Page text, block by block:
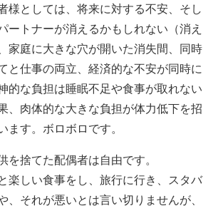
様としては、将来に対する不安、そし
ートナーが消えるかもしれない（消え
家庭に大きな穴が開いた消失間、同時
と仕事の両立、経済的な不安が同時に
的な負担は睡眠不足や食事が取れない
、肉体的な大きな負担が体力低下を招
ます。ボロボロです。
を捨てた配偶者は自由です。
楽しい食事をし、旅行に行き、スタバ
、それが悪いとは言い切りませんが、